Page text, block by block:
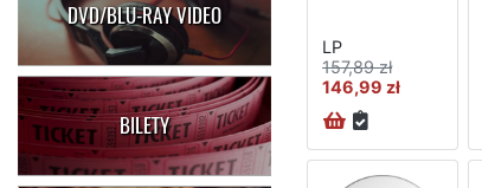
DVD/BLU-RAY VIDEO
BILETY
LP
157,89 zł
146,99 zł